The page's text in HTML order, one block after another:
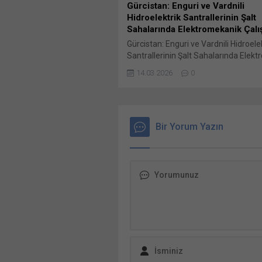
Gürcistan: Enguri ve Vardnili
Hidroelektrik Santrallerinin Şalt
Sahalarında Elektromekanik
Gürcistan: Enguri ve Vardnili
Santrallerinin Şalt Sahalarında
Santrali – Güvenlik İyileştirmesi EBRD
paylaşmak için tıklayın (Yeni
LinkedIn WhatsApp'ta paylaşmak için
(Yeni pencerede açılır) WhatsApp
14.03.2026 0
Bir Yorum Yazın